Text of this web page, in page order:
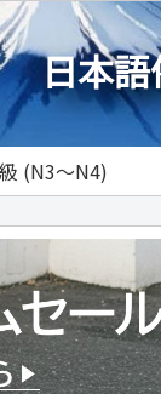
日本
(N3～N4)